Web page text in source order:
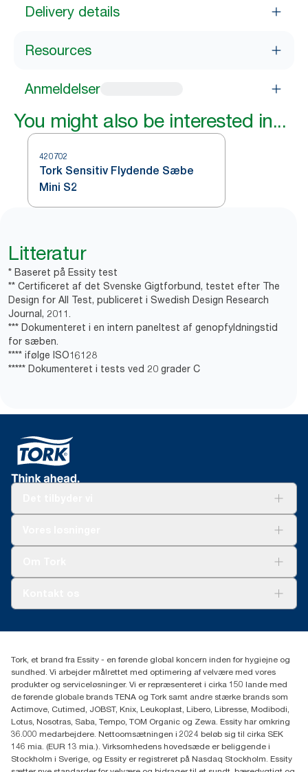
Delivery details
Resources
Anmeldelser
You might also be interested in...
420702
Tork Sensitiv Flydende Sæbe
Mini S2
Litteratur
* Baseret på Essity test
** Certificeret af det Svenske Gigtforbund, testet efter The
Design for All Test, publiceret i Swedish Design Research
Journal, 2011.
*** Dokumenteret i en intern paneltest af genopfyldningstid
for sæben.
**** ifølge ISO16128
***** Dokumenteret i tests ved 20 grader C
Smiley-rapport
(+45) 48 16 82 44
Professional Hygiene
Gydevang 33
DK-3450 Allerød
Tork, et brand fra Essity - en førende global koncern inden for hygiejne og
sundhed. Vi arbejder målrettet med optimering af velvære med vores
produkter og serviceløsninger. Vi er repræsenteret i cirka 150 lande med
de førende globale brands TENA og Tork samt andre stærke brands som
Actimove, Cutimed, JOBST, Knix, Leukoplast, Libero, Libresse, Modibodi,
Lotus, Nosotras, Saba, Tempo, TOM Organic og Zewa. Essity har omkring
36.000 medarbejdere. Nettoomsætningen i 2024 beløb sig til cirka SEK
146 mia. (EUR 13 mia.). Virksomhedens hovedsæde er beliggende i
Stockholm i Sverige, og Essity er registreret på Nasdaq Stockholm. Essity